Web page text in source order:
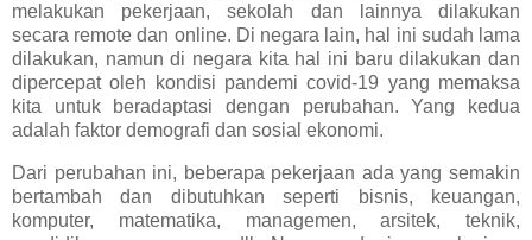
melakukan pekerjaan, sekolah dan lainnya dilakukan
secara remote dan online. Di negara lain, hal ini sudah lama
dilakukan, namun di negara kita hal ini baru dilakukan dan
dipercepat oleh kondisi pandemi covid-19 yang memaksa
kita untuk beradaptasi dengan perubahan. Yang kedua
adalah faktor demografi dan sosial ekonomi.
Dari perubahan ini, beberapa pekerjaan ada yang semakin
bertambah dan dibutuhkan seperti bisnis, keuangan,
komputer, matematika, managemen, arsitek, teknik,